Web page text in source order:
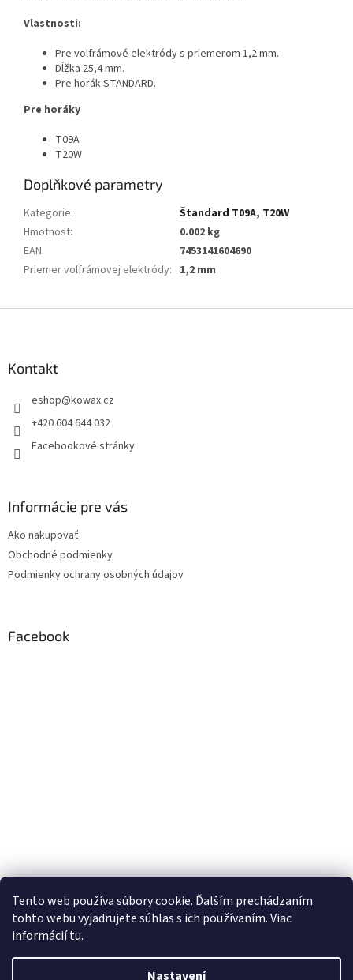
Tento web používa súbory cookie. Ďalším prechádzaním
tohto webu vyjadrujete súhlas s ich používaním. Viac
informáciítu.
Nastavení
Vlastnosti:
Pre volfrámové elektródy s priemerom 1,2 mm.
Dĺžka 25,4 mm.
Pre horák STANDARD.
Pre horáky
T09A
T20W
Doplňkové parametry
Kategorie:
Štandard T09A, T20W
Hmotnost:
0.002 kg
EAN:
7453141604690
Priemer volfrámovej elektródy: 1,2 mm
Kontakt
eshop@kowax.cz
+420 604 644 032
Facebookové stránky
Informácie pre vás
Ako nakupovať
Obchodné podmienky
Podmienky ochrany osobných údajov
Facebook